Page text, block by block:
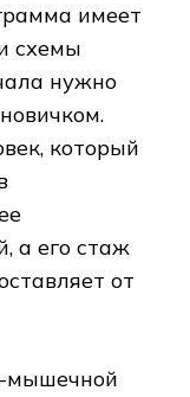
имеет
схемы
нужно
который
а его стаж
от
мышечной